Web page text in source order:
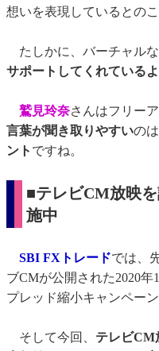
想いを表現しているとのこ
たしかに、バーチャルな
サポートしてくれている
鷲見玲奈さんはフリー
言葉が聞き取りやすいの
ント ですね。
■テレビCM放映
施中
SBI FXトレードでは、
ブCMが公開された2020
プレッド縮小キャンペー
そして今回、 テレビCM